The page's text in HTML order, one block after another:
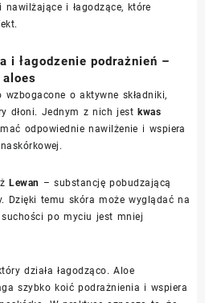
nawilżające i łagodzące, które
i łagodzenie podrażnień –
wzbogacone o aktywne składniki,
dłoni. Jednym z nich jestkwas
odpowiednie nawilżenie i wspiera
Lewan – substancję pobudzającą
Dzięki temu skóra może wyglądać na
po myciu jest mniej
działa łagodząco. Aloe
szybko koić podrażnienia i wspiera